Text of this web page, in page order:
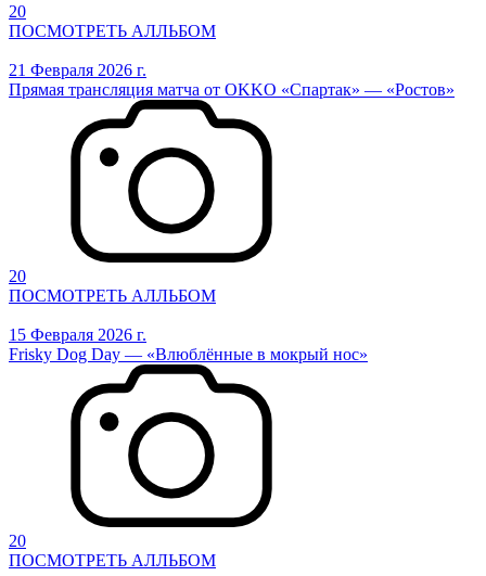
20
ПОСМОТРЕТЬ АЛЛЬБОМ
21 Февраля 2026 г.
Прямая трансляция матча от OKKO «Спартак» — «Ростов»
20
ПОСМОТРЕТЬ АЛЛЬБОМ
15 Февраля 2026 г.
Frisky Dog Day — «Влюблённые в мокрый нос»
20
ПОСМОТРЕТЬ АЛЛЬБОМ